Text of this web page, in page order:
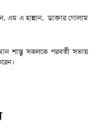
এম এ হান্নান, ডাক্তার গোলাম
শান্তু সকলকে পরবর্তী সভায়